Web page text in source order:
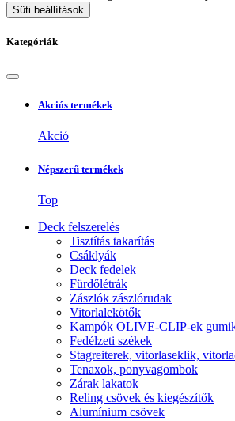
Süti beállítások
Kategóriák
Akciós termékek
Akció
Népszerű termékek
Top
Deck felszerelés
Tisztítás takarítás
Csáklyák
Deck fedelek
Fürdőlétrák
Zászlók zászlórudak
Vitorlalekötők
Kampók OLIVE-CLIP-ek
Fedélzeti székek
Stagreiterek, vitorlaseklik,
Tenaxok, ponyvagombok
Zárak lakatok
Reling csövek és kiegészítők
Alumínium csövek